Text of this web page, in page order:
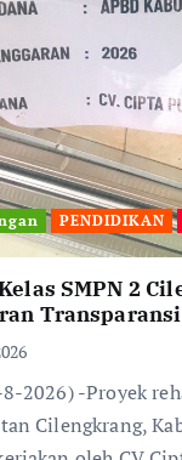
PENDIDIKAN
SMPN 2
2026) -Proyek
Cilengkrang,